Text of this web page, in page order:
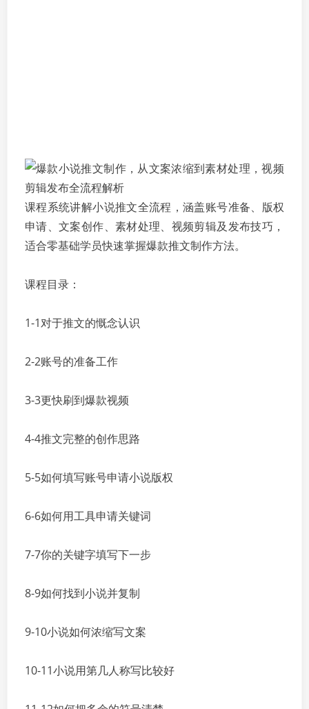
课程系统讲解小说推文全流程，涵盖账号准备、版权
申请、文案创作、素材处理、视频剪辑及发布技巧，
适合零基础学员快速掌握爆款推文制作方法。
课程目录：
1-1对于推文的慨念认识
2-2账号的准备工作
3-3更快刷到爆款视频
4-4推文完整的创作思路
5-5如何填写账号申请小说版权
6-6如何用工具申请关键词
7-7你的关键字填写下一步
8-9如何找到小说并复制
9-10小说如何浓缩写文案
10-11小说用第几人称写比较好